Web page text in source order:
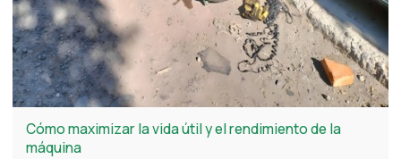
Cómo maximizar la vida útil y el rendimiento de la
máquina